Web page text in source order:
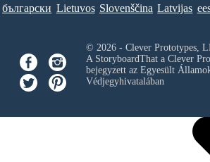
български Lietuvos Slovenščina Latvijas
© 2026 - Clever Prototypes,
A StoryboardThat a Clever
bejegyzett az Egyesült
Védjegyhivatalában